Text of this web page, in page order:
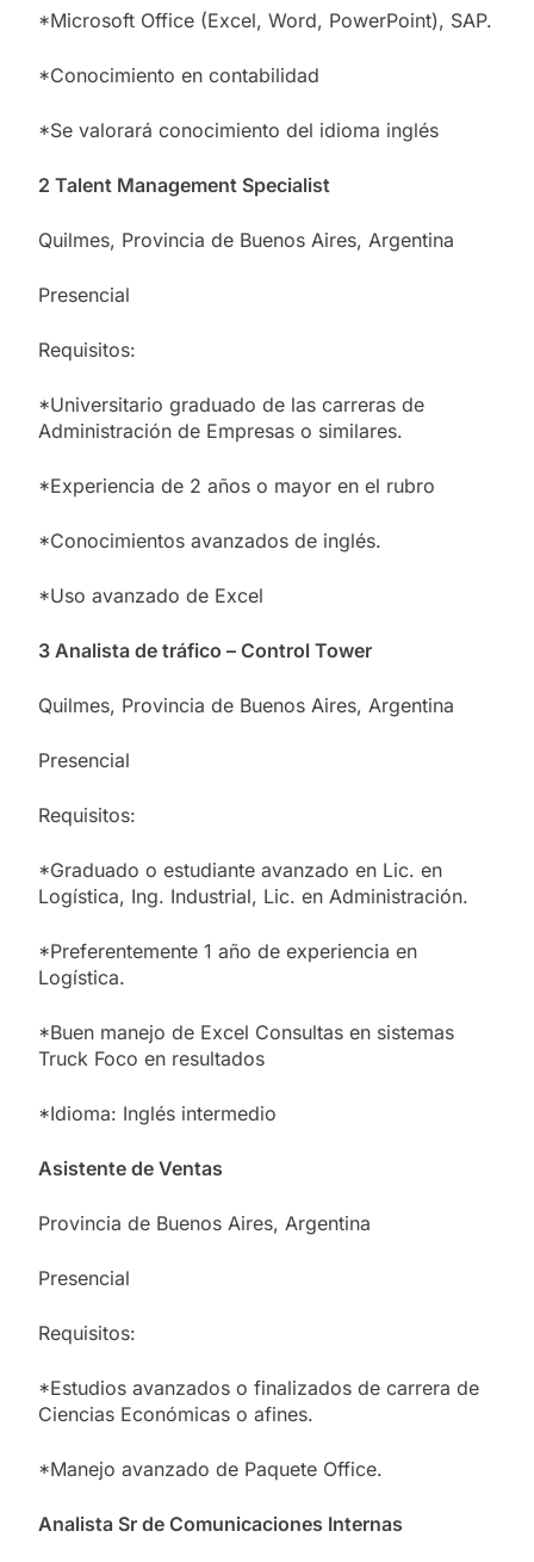
*Microsoft Office (Excel, Word, PowerPoint), SAP.
*Conocimiento en contabilidad
*Se valorará conocimiento del idioma inglés
2 Talent Management Specialist
Quilmes, Provincia de Buenos Aires, Argentina
Presencial
Requisitos:
*Universitario graduado de las carreras de
Administración de Empresas o similares.
*Experiencia de 2 años o mayor en el rubro
*Conocimientos avanzados de inglés.
*Uso avanzado de Excel
3 Analista de tráfico – Control Tower
Quilmes, Provincia de Buenos Aires, Argentina
Presencial
Requisitos:
*Graduado o estudiante avanzado en Lic. en
Logística, Ing. Industrial, Lic. en Administración.
*Preferentemente 1 año de experiencia en
Logística.
*Buen manejo de Excel Consultas en sistemas
Truck Foco en resultados
*Idioma: Inglés intermedio
Asistente de Ventas
Provincia de Buenos Aires, Argentina
Presencial
Requisitos:
*Estudios avanzados o finalizados de carrera de
Ciencias Económicas o afines.
*Manejo avanzado de Paquete Office.
Analista Sr de Comunicaciones Internas